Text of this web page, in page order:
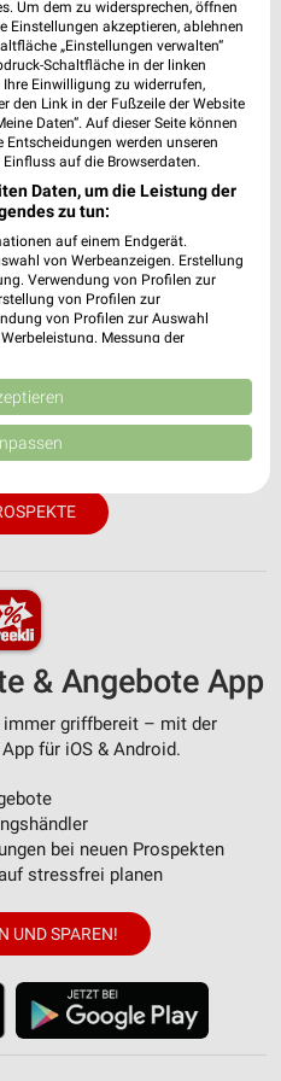
& Angebote App
griffbereit – mit der
für iOS & Android.
bei neuen Prospekten
stressfrei planen
UND SPAREN!
Um dem zu widersprechen, öffnen
Einstellungen akzeptieren, ablehnen
„Einstellungen verwalten“
Schaltfläche in der linken
Einwilligung zu widerrufen,
den Link in der Fußzeile der Website
Daten“. Auf dieser Seite können
Entscheidungen werden unseren
auf die Browserdaten.
Daten, um die Leistung der
zu tun:
auf einem Endgerät.
von Werbeanzeigen. Erstellung
Verwendung von Profilen zur
von Profilen zur
von Profilen zur Auswahl
Messung der
Quellen. Entwicklung und
reduzierter Daten zur Auswahl
Union weitergegeben und in die
Informationen
zur Auswahl von
Auswahl